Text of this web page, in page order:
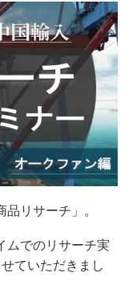
リサーチ」。
ムでのリサーチ実
ていただきまし